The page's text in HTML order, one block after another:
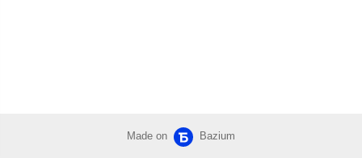
Made on Bazium